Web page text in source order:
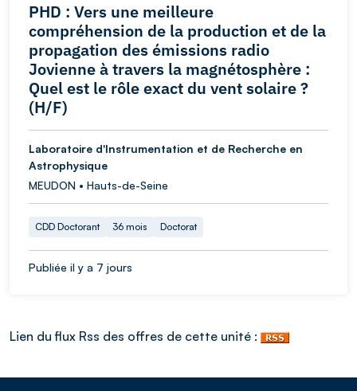
PHD : Vers une meilleure
compréhension de la production et de la
propagation des émissions radio
Jovienne à travers la magnétosphère :
Quel est le rôle exact du vent solaire ?
(H/F)
Laboratoire d'Instrumentation et de Recherche en
Astrophysique
MEUDON • Hauts-de-Seine
CDD Doctorant 36 mois Doctorat
Publiée il y a 7 jours
Lien du flux Rss des offres de cette unité :